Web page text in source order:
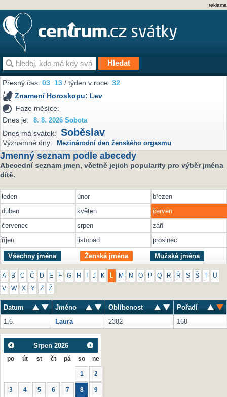
reklama
Přesný čas:03 13 / týden v roce:32
Znamení Horoskopu: Lev
Fáze měsíce:
Dnes je:
8. 8. 2026 Sobota
Dnes má svátek: Soběslav
Významné dny: Mezinárodní den ženského orgasmu
Jmenný seznam podle abecedy
Abecední seznam jmen, včetně jejich popularity pro výběr jména
dítě.
leden únor
březen
duben
květen
červen
červenec
srpen
září
říjen
listopad prosinec
Všechny jména Ženská jména Mužská jména
A B C Č D E F G H J K M N O P Q R Ř S Š U
V W X Y Z Ž
Datum Jméno Oblíbenost
Pořadí
1.6.
Laura 2382 168
Srpen 2026
po út st čt pá so ne
1 2
3 4 5 6 7 8 9